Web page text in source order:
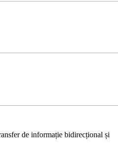
de informație bidirecțional și